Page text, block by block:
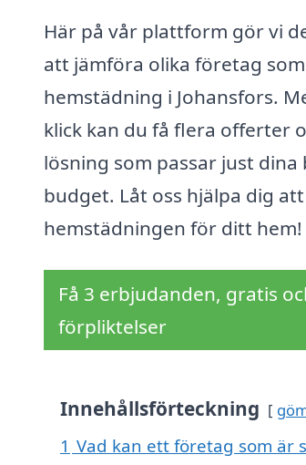
Här på vår plattform gör vi
att jämföra olika företag
hemstädning i Johansfors.
klick kan du få flera offerter
lösning som passar just dina
budget. Låt oss hjälpa dig
hemstädningen för ditt hem!
Få 3 erbjudanden, gratis
förpliktelser
Innehållsförteckning
1 Vad kan ett företag som är